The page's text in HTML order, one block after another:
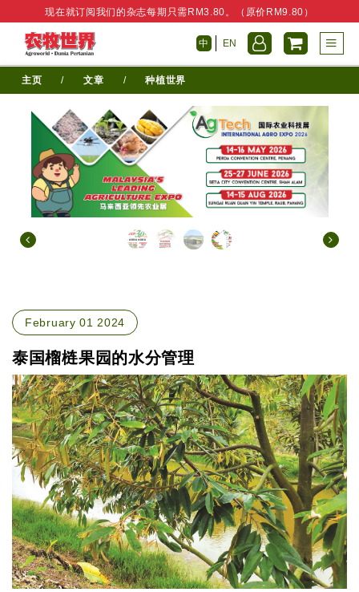
现在就订阅我们的杂志每期只需RM3.80。（原价RM9.80）
中 EN
主页 / 文章 / 种植世界
February 01 2024
泰国榴梿果园的水分管理